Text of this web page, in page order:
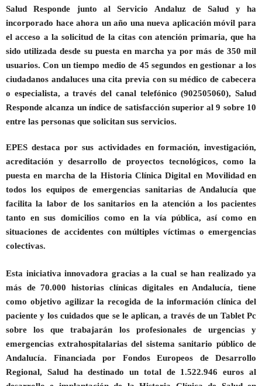
Salud Responde junto al Servicio Andaluz de Salud y ha
incorporado hace ahora un año una nueva aplicación móvil para
el acceso a la solicitud de la citas con atención primaria, que ha
sido utilizada desde su puesta en marcha ya por más de 350 mil
usuarios. Con un tiempo medio de 45 segundos en gestionar a los
ciudadanos andaluces una cita previa con su médico de cabecera
o especialista, a través del canal telefónico (902505060), Salud
Responde alcanza un índice de satisfacción superior al 9 sobre 10
entre las personas que solicitan sus servicios.
EPES destaca por sus actividades en formación, investigación,
acreditación y desarrollo de proyectos tecnológicos, como la
puesta en marcha de la Historia Clínica Digital en Movilidad en
todos los equipos de emergencias sanitarias de Andalucía que
facilita la labor de los sanitarios en la atención a los pacientes
tanto en sus domicilios como en la vía pública, así como en
situaciones de accidentes con múltiples víctimas o emergencias
colectivas.
Esta iniciativa innovadora gracias a la cual se han realizado ya
más de 70.000 historias clínicas digitales en Andalucía, tiene
como objetivo agilizar la recogida de la información clínica del
paciente y los cuidados que se le aplican, a través de un Tablet Pc
sobre los que trabajarán los profesionales de urgencias y
emergencias extrahospitalarias del sistema sanitario público de
Andalucía. Financiada por Fondos Europeos de Desarrollo
Regional, Salud ha destinado un total de 1.522.946 euros al